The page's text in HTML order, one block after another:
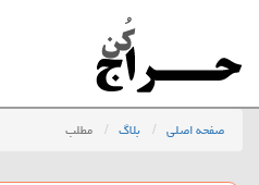
صفحه اصلی بلاگ مطلب